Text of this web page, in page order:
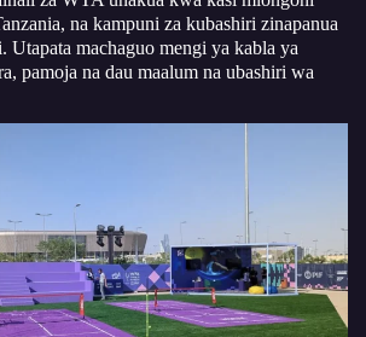
na kampuni za kubashiri zinapanua
Utapata machaguo mengi ya kabla ya
pamoja na dau maalum na ubashiri wa